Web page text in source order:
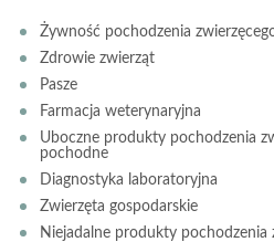
Żywność pochodzenia
Zdrowie zwierząt
Pasze
Farmacja weterynaryjna
Uboczne produkty pochodzenia
pochodne
Diagnostyka laboratoryjna
Zwierzęta gospodarskie
Niejadalne produkty pochodzenia